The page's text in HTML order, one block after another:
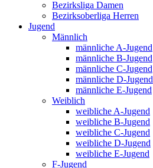
Bezirksliga Damen
Bezirksoberliga Herren
Jugend
Männlich
männliche A-Jugend
männliche B-Jugend
männliche C-Jugend
männliche D-Jugend
männliche E-Jugend
Weiblich
weibliche A-Jugend
weibliche B-Jugend
weibliche C-Jugend
weibliche D-Jugend
weibliche E-Jugend
F-Jugend